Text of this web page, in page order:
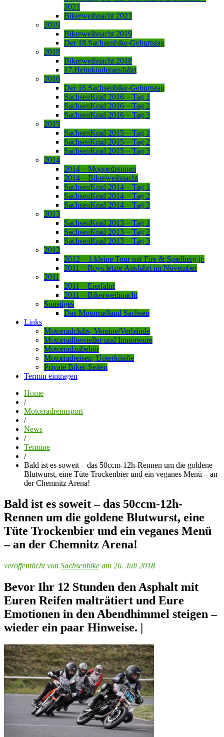
2021
Bikerweihnacht 2021
2019
Bikerweihnacht 2019
Der 18.Sachsenbike-Geburtstag
2018
Bikerweihnacht 2018
17.Heimkinderausfahrt
2016
Der 16.Sachsenbike-Geburtstag
SachsenKrad 2016 – Tag 1
SachsenKrad 2016 – Tag 2
SachsenKrad 2016 – Tag 3
2015
SachsenKrad 2015 – Tag 1
SachsenKrad 2015 – Tag 2
SachsenKrad 2015 – Tag 3
2014
2014 – Moppedrennen
2014 – Bikerweihnacht
SachsenKrad 2014 – Tag 1
SachsenKrad 2014 – Tag 2
SachsenKrad 2014 – Tag 3
2013
SachsenKrad 2013 – Tag 1
SachsenKrad 2013 – Tag 2
SachsenKrad 2013 – Tag 3
2012
2012 – 1.kleine Tour mit Fire & Spielberg jr.
2011 – Roys letzte Ausfahrt im November
2011
2011 – Eierfahrt
2011 – Bikerweihnacht
Sonstiges
Das Motorradland Sachsen
Links
Motorradclubs, Vereine/Verbände
Motorradhersteller und Importeure
Motorradzubehör
Motorradreisen, Unterkünfte
Private Biker-Seiten
Termin eintragen
Home
/
Motorradrennsport
/
News
/
Termine
/
Bald ist es soweit – das 50ccm-12h-Rennen um die goldene
Blutwurst, eine Tüte Trockenbier und ein veganes Menü – an
der Chemnitz Arena!
Bald ist es soweit – das 50ccm-12h-
Rennen um die goldene Blutwurst, eine
Tüte Trockenbier und ein veganes Menü
– an der Chemnitz Arena!
veröffentlicht von Sachsenbike am 26. Juli 2018
Bevor Ihr 12 Stunden den Asphalt mit
Euren Reifen malträtiert und Eure
Emotionen in den Abendhimmel steigen –
wieder ein paar Hinweise. |